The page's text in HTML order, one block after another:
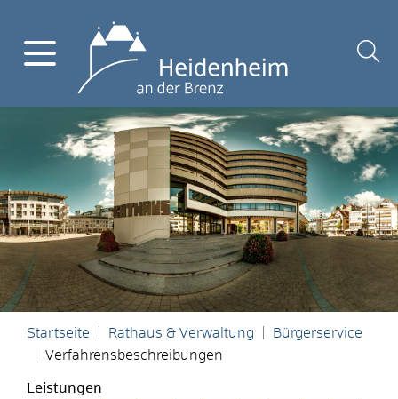
Startseite Rathaus & Verwaltung
Bürgerservice
Verfahrensbeschreibungen
Leistungen